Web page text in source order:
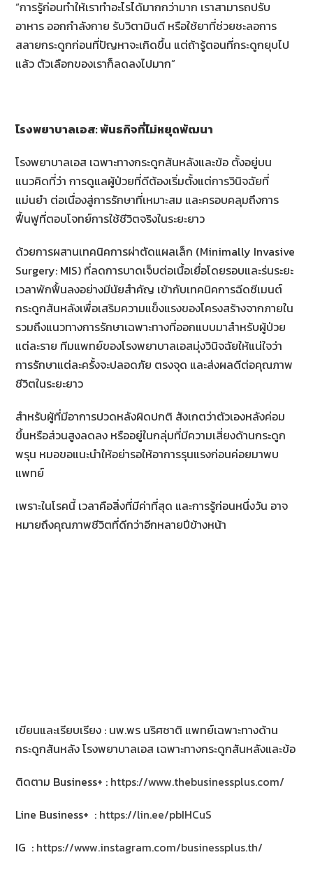
“การรู้ก่อนทำให้เราทำอะไรได้มากกว่ามาก เราสามารถปรับ
อาหาร ออกกำลังกาย รับวิตามินดี หรือใช้ยาที่ช่วยชะลอการ
สลายกระดูกก่อนที่ปัญหาจะเกิดขึ้น แต่ถ้ารู้ตอนที่กระดูกยุบไป
แล้ว ตัวเลือกของเราก็ลดลงไปมาก”
โรงพยาบาลเอส: พันธกิจที่ไม่หยุดพัฒนา
โรงพยาบาลเอส เฉพาะทางกระดูกสันหลังและข้อ ตั้งอยู่บน
แนวคิดที่ว่า การดูแลผู้ป่วยที่ดีต้องเริ่มตั้งแต่การวินิจฉัยที่
แม่นยำ ต่อเนื่องสู่การรักษาที่เหมาะสม และครอบคลุมถึงการ
ฟื้นฟูที่ตอบโจทย์การใช้ชีวิตจริงในระยะยาว
ด้วยการผสานเทคนิคการผ่าตัดแผลเล็ก (Minimally Invasive
Surgery: MIS) ที่ลดการบาดเจ็บต่อเนื้อเยื่อโดยรอบและร่นระยะ
เวลาพักฟื้นลงอย่างมีนัยสำคัญ เข้ากับเทคนิคการฉีดซีเมนต์
กระดูกสันหลังเพื่อเสริมความแข็งแรงของโครงสร้างจากภายใน
รวมถึงแนวทางการรักษาเฉพาะทางที่ออกแบบมาสำหรับผู้ป่วย
แต่ละราย ทีมแพทย์ของโรงพยาบาลเอสมุ่งวินิจฉัยให้แน่ใจว่า
การรักษาแต่ละครั้งจะปลอดภัย ตรงจุด และส่งผลดีต่อคุณภาพ
ชีวิตในระยะยาว
สำหรับผู้ที่มีอาการปวดหลังผิดปกติ สังเกตว่าตัวเองหลังค่อม
ขึ้นหรือส่วนสูงลดลง หรืออยู่ในกลุ่มที่มีความเสี่ยงด้านกระดูก
พรุน หมอขอแนะนำให้อย่ารอให้อาการรุนแรงก่อนค่อยมาพบ
แพทย์
เพราะในโรคนี้ เวลาคือสิ่งที่มีค่าที่สุด และการรู้ก่อนหนึ่งวัน อาจ
หมายถึงคุณภาพชีวิตที่ดีกว่าอีกหลายปีข้างหน้า
เขียนและเรียบเรียง : นพ.พร นริศชาติ แพทย์เฉพาะทางด้าน
กระดูกสันหลัง โรงพยาบาลเอส เฉพาะทางกระดูกสันหลังและข้อ
ติดตาม Business+ : https://www.thebusinessplus.com/
Line Business+ : https://lin.ee/pbIHCuS
IG : https://www.instagram.com/businessplus.th/